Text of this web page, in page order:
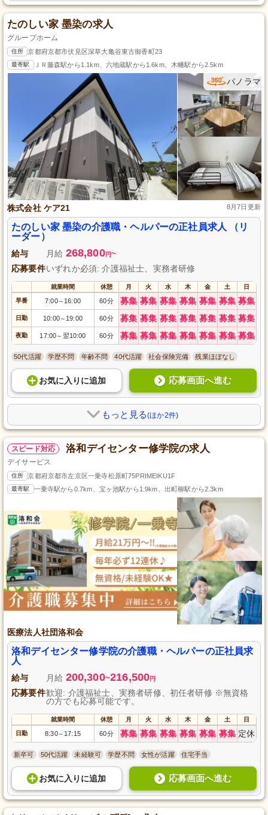
たのしい家 墨染の求人
グループホーム
住所 京都府京都市伏見区深草大亀谷東古御香町23
最寄駅 ＪＲ藤森駅から1.1km、六地蔵駅から1.6km、木幡駅から2.5km
パノラマ
株式会社 ケア21 8月7日更新
たのしい家 墨染の介護職・ヘルパーの正社員求人 （リ
ーダー）
給与 月給 268,800円~
応募要件いずれか必須: 介護福祉士、実務者研修
就業時間 休憩 月 火 水 木 金 土 日
早番 7:00～ 16:00 60分 募集 募集 募集 募集 募集 募集 募集
日勤 10:00～ 19:00 60分 募集 募集 募集 募集 募集 募集 募集
夜勤 17:00～ 翌10:00 60分 募集 募集 募集 募集 募集 募集 募集
50代活躍 学歴不問 年齢不問 40代活躍 社会保険完備 残業ほぼなし
お気に入り に追加 応募画面へ進む
もっと見る(ほか2件)
スピード対応 洛和デイセンター修学院の求人
デイサービス
住所 京都府京都市左京区一乗寺松原町75PRIMEIKU1F
最寄駅 一乗寺駅から0.7km、宝ヶ池駅から1.9km、出町柳駅から2.3km
医療法人社団洛和会
洛和デイセンター修学院の介護職・ヘルパーの正社員求
人
給与 月給 200,300~216,500円
応募要件歓迎: 介護福祉士、実務者研修、初任者研修 ※無資格
の方でも応募可能です。
就業時間 休憩 月 火 水 木 金 土 日
日勤 8:30～ 17:15 60分 募集 募集 募集 募集 募集 募集 定休
新卒可 50代活躍 未経験可 学歴不問 女性が活躍 住宅手当
お気に入り に追加 応募画面へ進む